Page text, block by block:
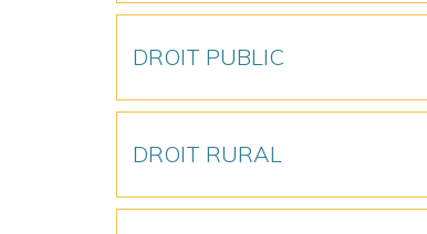
DROIT PUBLIC
DROIT RURAL